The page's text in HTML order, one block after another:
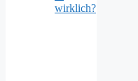
wirklich?